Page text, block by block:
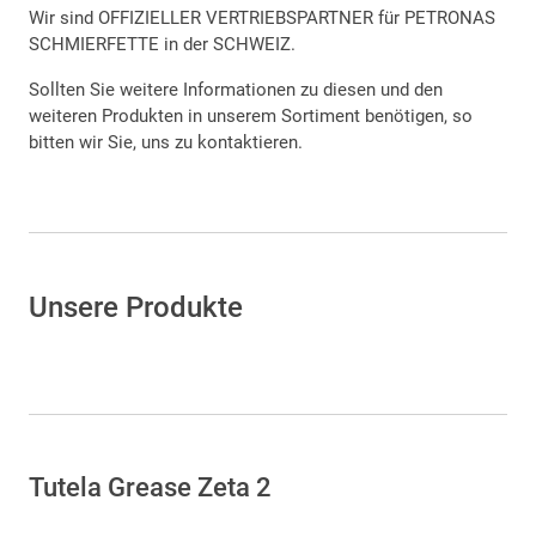
Wir sind OFFIZIELLER VERTRIEBSPARTNER für PETRONAS
SCHMIERFETTE in der SCHWEIZ.
Sollten Sie weitere Informationen zu diesen und den
weiteren Produkten in unserem Sortiment benötigen, so
bitten wir Sie, uns zu kontaktieren.
Unsere Produkte
Tutela Grease Zeta 2